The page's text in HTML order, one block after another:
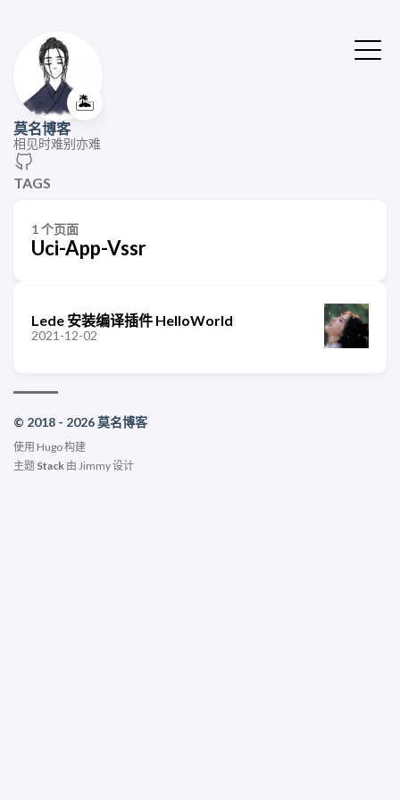
🏝️
莫名博客
相见时难别亦难
TAGS
1 个页面
Uci-App-Vssr
Lede 安装编译插件 HelloWorld
2021-12-02
© 2018 - 2026 莫名博客
使用 Hugo构建
主题 Stack 由 Jimmy设计